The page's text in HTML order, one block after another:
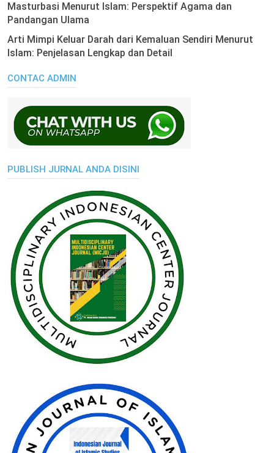
Masturbasi Menurut Islam: Perspektif Agama dan
Pandangan Ulama
Arti Mimpi Keluar Darah dari Kemaluan Sendiri Menurut
Islam: Penjelasan Lengkap dan Detail
CONTAC ADMIN
PUBLISH JURNAL ANDA DISINI